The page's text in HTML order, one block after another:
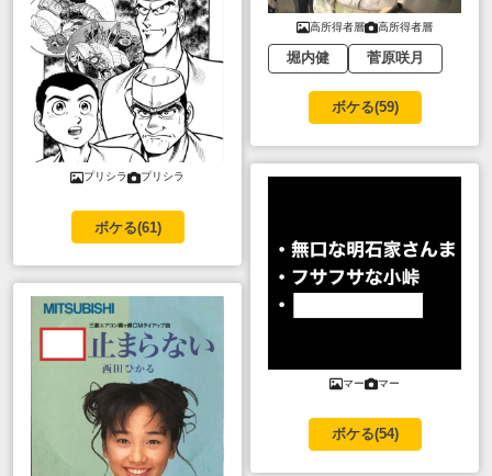
プリシラ プリシラ
ボケる(61)
高所得者層 高所得者層
堀内健 菅原咲月
ボケる(59)
マー マー
ボケる(54)